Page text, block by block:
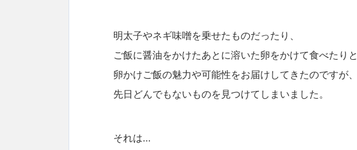
明太子やネギ味噌を乗せたものだったり、
ご飯に醤油をかけたあとに溶いた卵をかけて食べたりと
卵かけご飯の魅力や可能性をお届けしてきたのですが、
先日どんでもないものを見つけてしまいました。
それは…